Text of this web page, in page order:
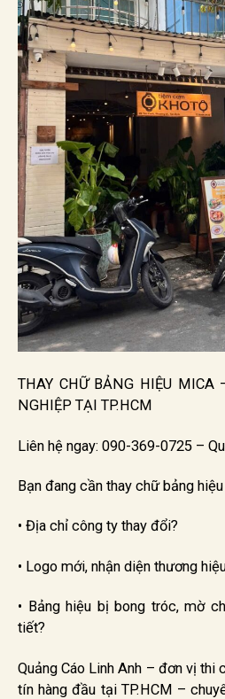
THAY CHỮ BẢNG HIỆU MICA
NGHIỆP TẠI TP.HCM
Liên hệ ngay: 090-369-0725 –
Bạn đang cần thay chữ bảng
• Địa chỉ công ty thay đổi?
• Logo mới, nhận diện thương
• Bảng hiệu bị bong tróc, mờ
tiết?
Quảng Cáo Linh Anh – đơn vị thi
tín hàng đầu tại TP.HCM –